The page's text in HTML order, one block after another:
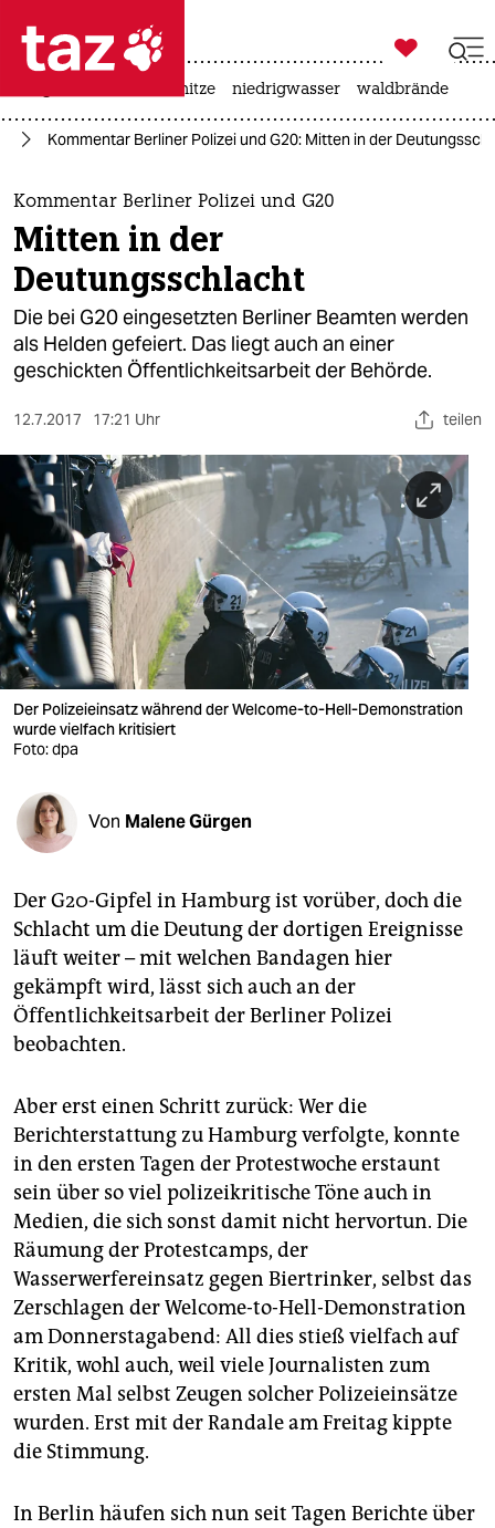
 taz zahl ich
taz zahl ich
themen
politik
öko
gesellschaft
sport
berlin
nord
wahrheit
verlag
verlag
veranstaltungen
fragen & hilfe
abo
genossenschaft
epaper login

taz zahl ich
hitze niedrigwasser waldbrände
Kommentar Berliner Polizei und G20: Mitten in der
Kommentar Berliner Polizei und G20
Mitten in der
Deutungsschlacht
Die bei G20 eingesetzten Berliner Beamten werden
als Helden gefeiert. Das liegt auch an einer
geschickten Öffentlichkeitsarbeit der Behörde.
12.7.2017 17:21 Uhr teilen
Der Polizeieinsatz während der Welcome-to-Hell-Demonstration
wurde vielfach kritisiert
Foto: dpa
Von Malene Gürgen
Der G20-Gipfel in Hamburg ist vorüber, doch die
Schlacht um die Deutung der dortigen Ereignisse
läuft weiter – mit welchen Bandagen hier
gekämpft wird, lässt sich auch an der
Öffentlichkeits­arbeit der Berliner Polizei
beobachten.
Aber erst einen Schritt zurück: Wer die
Berichterstattung zu Hamburg verfolgte, konnte
in den ersten Tagen der Protest­woche erstaunt
sein über so viel polizeikritische Töne auch in
Medien, die sich sonst damit nicht hervortun. Die
Räumung der Protestcamps, der
Wasserwerfereinsatz gegen Biertrinker, selbst das
Zerschlagen der Welcome-to-Hell-Demonstration
am Donnerstagabend: All dies stieß vielfach auf
Kritik, wohl auch, weil viele Journalisten zum
ersten Mal selbst Zeugen solcher Polizeieinsätze
wurden. Erst mit der Randale am Freitag kippte
die Stimmung.
In Berlin häufen sich nun seit Tagen Berichte über